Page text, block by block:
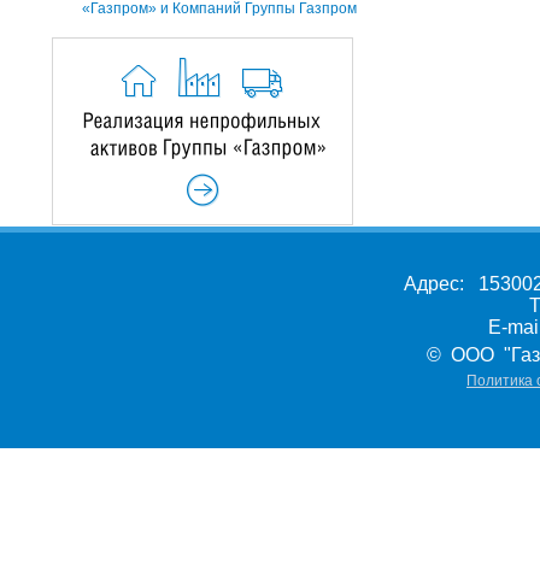
«Газпром» и Компаний Группы Газпром
Адрес:
E-
© ООО
Политика